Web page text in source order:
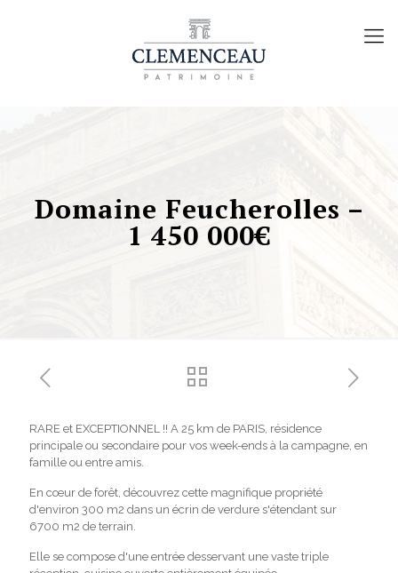
Domaine Feucherolles –
1 450 000€
RARE et EXCEPTIONNEL !! A 25 km de PARIS, résidence
principale ou secondaire pour vos week-ends à la campagne, en
famille ou entre amis.
En cœur de forêt, découvrez cette magnifique propriété
d'environ 300 m2 dans un écrin de verdure s'étendant sur
6700 m2 de terrain.
Elle se compose d'une entrée desservant une vaste triple